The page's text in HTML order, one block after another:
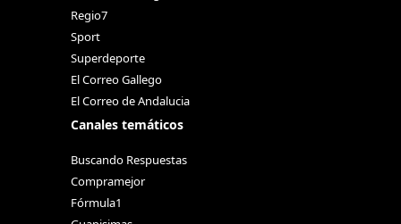
Regio7
Sport
Superdeporte
El Correo Gallego
El Correo de Andalucia
Canales temáticos
Buscando Respuestas
Compramejor
Fórmula1